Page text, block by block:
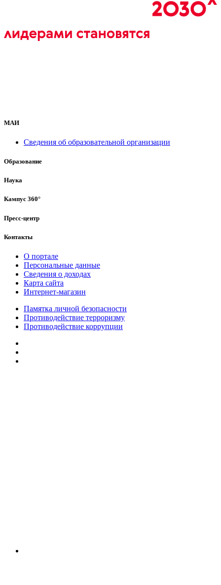
МАИ
Сведения об образовательной организации
Образование
Наука
Кампус 360°
Пресс-центр
Контакты
О портале
Персональные данные
Сведения о доходах
Карта сайта
Интернет-магазин
Памятка личной безопасности
Противодействие терроризму
Противодействие коррупции